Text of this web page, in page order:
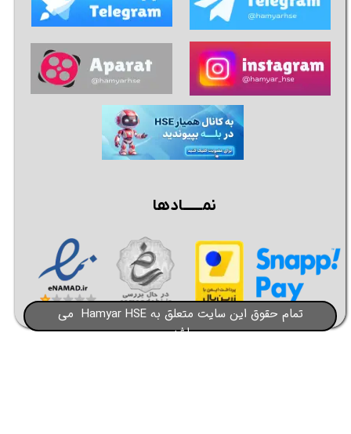
تمام حقوق این سایت متعلق به Hamyar HSE می
باشد​​​​​​​
نمــــــادها